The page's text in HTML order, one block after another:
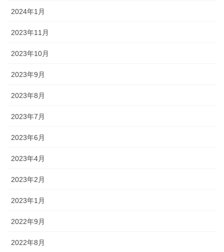
2024年1月
2023年11月
2023年10月
2023年9月
2023年8月
2023年7月
2023年6月
2023年4月
2023年2月
2023年1月
2022年9月
2022年8月